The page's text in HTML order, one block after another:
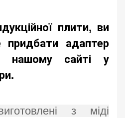
плити, ви
адаптер
нашому сайті у
з міді